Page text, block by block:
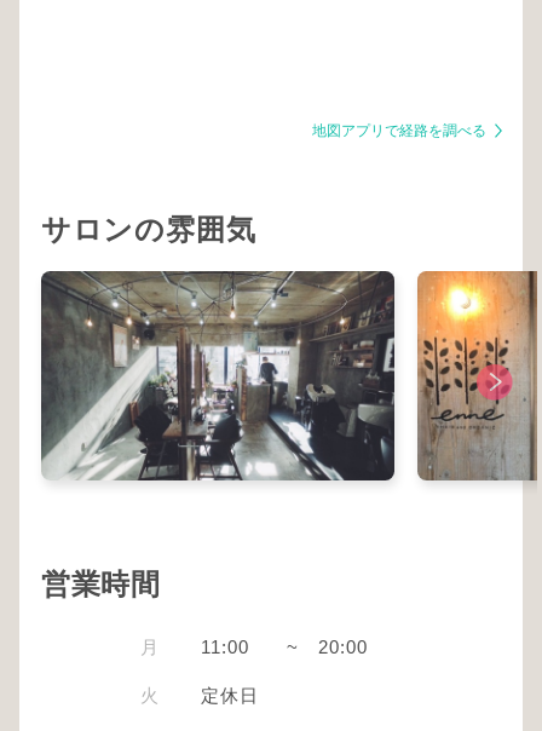
地図アプリで経路を調べる
サロンの雰囲気
営業時間
月 11:00 ~ 20:00
火 定休日